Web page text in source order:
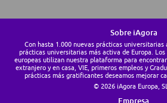
Sobre iAgora
Con hasta 1.000 nuevas prácticas
prácticas universitarias más activa de Europa.
europeas utilizan nuestra plataforma para
extranjero y en casa, VIE, primeros empleos y
prácticas más gratificantes deseamos mejorar
© 2026 iAgora Europa,
Empresa